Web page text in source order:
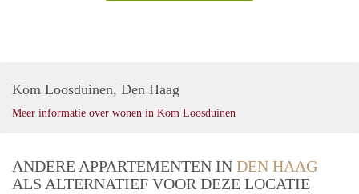
Kom Loosduinen, Den Haag
Meer informatie over wonen in Kom Loosduinen
ANDERE APPARTEMENTEN IN DEN HAAG
ALS ALTERNATIEF VOOR DEZE LOCATIE